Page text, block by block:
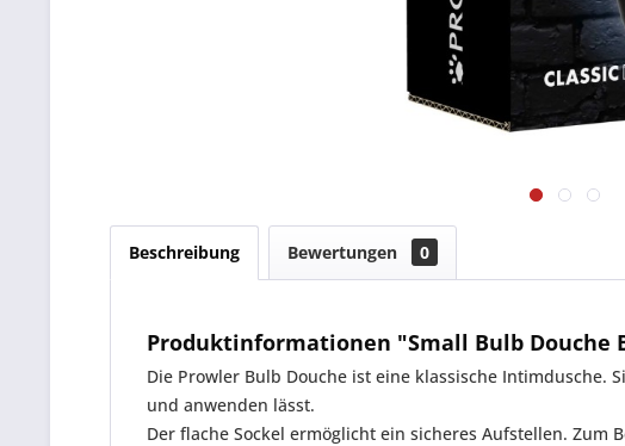
Beschreibung Bewertungen 0
Produktinformationen "Small Bulb Douche
Die Prowler Bulb Douche ist eine klassische Intimdusche.
und anwenden lässt.
Der flache Sockel ermöglicht ein sicheres Aufstellen.